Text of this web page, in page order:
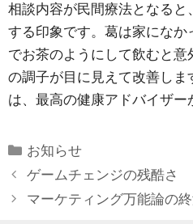
相談内容が民間療法となる
する印象です。葛は家にな
でお茶のようにして飲むと
の調子が目に見えて改善しま
は、最高の健康アドバイザー
Categories
お知らせ
ゲームチェンジの残酷さ
マーケティング万能論の